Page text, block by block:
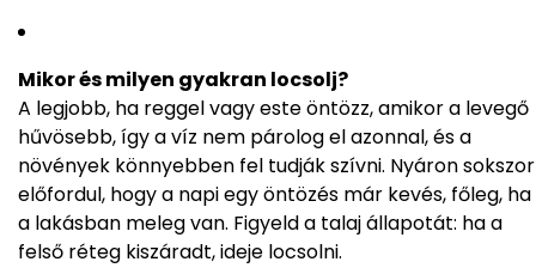
Mikor és milyen gyakran locsolj?
A legjobb, ha reggel vagy este öntözz, amikor a levegő
hűvösebb, így a víz nem párolog el azonnal, és a
növények könnyebben fel tudják szívni. Nyáron sokszor
előfordul, hogy a napi egy öntözés már kevés, főleg, ha
a lakásban meleg van. Figyeld a talaj állapotát: ha a
felső réteg kiszáradt, ideje locsolni.